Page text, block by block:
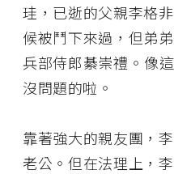
珪，已逝的父親李格
候被鬥下來過，但弟
兵部侍郎綦崇禮。像
沒問題的啦。
靠著強大的親友團，
老公。但在法理上，